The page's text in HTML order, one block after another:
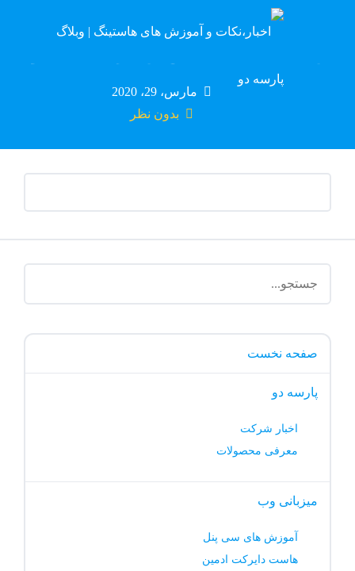
پایگاه دانش پارسه دو
مارس، 29، 2020
بدون نظر
صفحه نخست
پارسه دو
اخبار شرکت
معرفی محصولات
میزبانی وب
آموزش های سی پنل
هاست دایرکت ادمین